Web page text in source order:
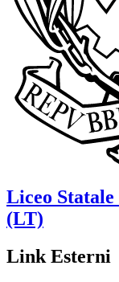
Liceo Statale
(LT)
Link Esterni